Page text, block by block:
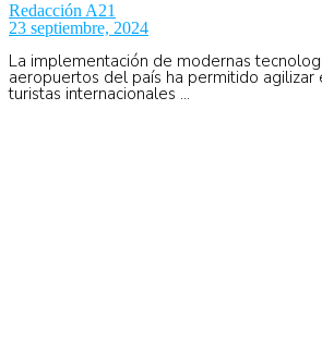
Redacción A21
23 septiembre, 2024
La implementación de modernas
aeropuertos del país ha permitido agilizar
turistas internacionales ...